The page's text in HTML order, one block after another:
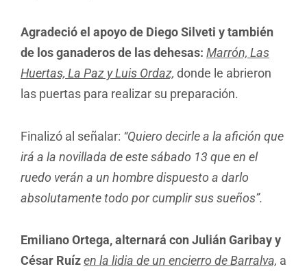
Agradeció el apoyo de Diego Silveti y también
de los ganaderos de las dehesas: Marrón, Las
Huertas, La Paz y Luis Ordaz, donde le abrieron
las puertas para realizar su preparación.
Finalizó al señalar: “Quiero decirle a la afición que
irá a la novillada de este sábado 13 que en el
ruedo verán a un hombre dispuesto a darlo
absolutamente todo por cumplir sus sueños”.
Emiliano Ortega, alternará con Julián Garibay y
César Ruízen la lidia de un encierro de Barralva, a